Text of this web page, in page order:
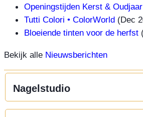
Openingstijden Kerst &
Tutti Colori • ColorWorld (Dec
Bloeiende tinten voor de herfst
Bekijk alle Nieuwsberichten
Nagelstudio